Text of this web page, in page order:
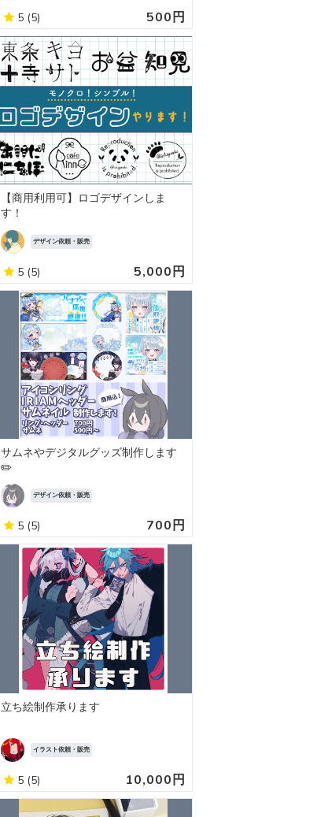
5 (5) 500円
【商用利用可】ロゴデザインしま
す！
デザイン依頼・販売
5 (5) 5,000円
サムネやデジタルグッズ制作します
✏️
デザイン依頼・販売
5 (5) 700円
立ち絵制作承ります
イラスト依頼・販売
5 (5) 10,000円